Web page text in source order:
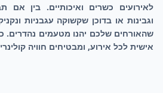
לאירועים כשרים ואיכותיים. בין אם
וגבינות או בדוכן שקשוקה עגבניות
שהאורחים שלכם יהנו מטעמים נהדרים.
אישית לכל אירוע, ומבטיחים חוויה